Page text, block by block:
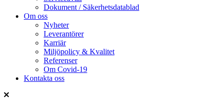
Dokument / Säkerhetsdatablad
Om oss
Nyheter
Leverantörer
Karriär
Miljöpolicy & Kvalitet
Referenser
Om Covid-19
Kontakta oss